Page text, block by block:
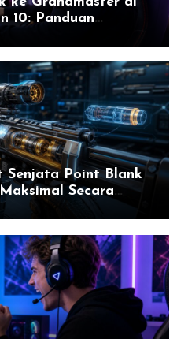
10: Panduan
untuk Sukses
Point Blank
Secara